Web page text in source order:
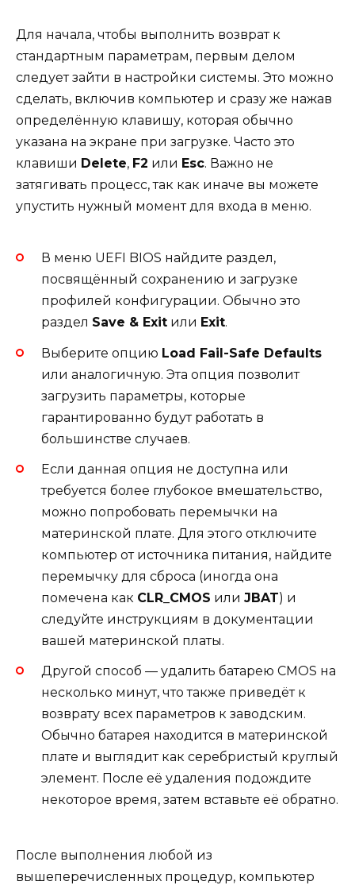
Для начала, чтобы выполнить возврат к
стандартным параметрам, первым делом
следует зайти в настройки системы. Это можно
сделать, включив компьютер и сразу же нажав
определённую клавишу, которая обычно
указана на экране при загрузке. Часто это
клавиши Delete, F2 или Esc. Важно не
затягивать процесс, так как иначе вы можете
упустить нужный момент для входа в меню.
В меню UEFI BIOS найдите раздел,
посвящённый сохранению и загрузке
профилей конфигурации. Обычно это
раздел Save & Exit или Exit.
Выберите опцию Load Fail-Safe Defaults
или аналогичную. Эта опция позволит
загрузить параметры, которые
гарантированно будут работать в
большинстве случаев.
Если данная опция не доступна или
требуется более глубокое вмешательство,
можно попробовать перемычки на
материнской плате. Для этого отключите
компьютер от источника питания, найдите
перемычку для сброса (иногда она
помечена как CLR_CMOS или JBAT) и
следуйте инструкциям в документации
вашей материнской платы.
Другой способ — удалить батарею CMOS на
несколько минут, что также приведёт к
возврату всех параметров к заводским.
Обычно батарея находится в материнской
плате и выглядит как серебристый круглый
элемент. После её удаления подождите
некоторое время, затем вставьте её обратно.
После выполнения любой из
вышеперечисленных процедур, компьютер